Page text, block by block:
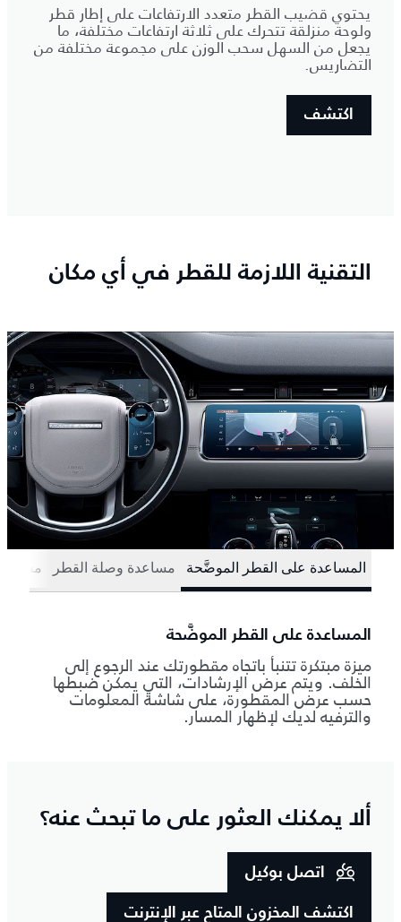
يحتوي قضيب القطر متعدد الارتفاعات على إطار قطر
ولوحة منزلقة تتحرك على ثلاثة ارتفاعات مختلفة، ما
يجعل من السهل سحب الوزن على مجموعة مختلفة من
التضاريس.
اكتشف
التقنية اللازمة للقطر في أي مكان
المساعدة على القطر الموضَّحة مساعدة وصلة القطر
المساعدة على القطر الموضَّحة
ميزة مبتكرة تتنبأ باتجاه مقطورتك عند الرجوع إلى
الخلف. ويتم عرض الإرشادات، التي يمكن ضبطها
حسب عرض المقطورة، على شاشة المعلومات
والترفيه لديك لإظهار المسار.
ألا يمكنك العثور على ما تبحث عنه؟
اتصل بوكيل
اكتشف المخزون المتاح عبر الإنترنت